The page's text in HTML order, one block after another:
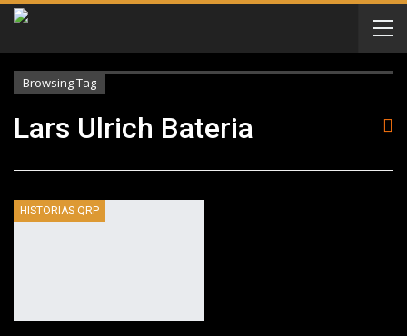
Browsing Tag
Lars Ulrich Bateria
HISTORIAS QRP